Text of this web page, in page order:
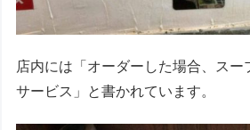
店内には「オーダーした場合、スー
サービス」と書かれています。